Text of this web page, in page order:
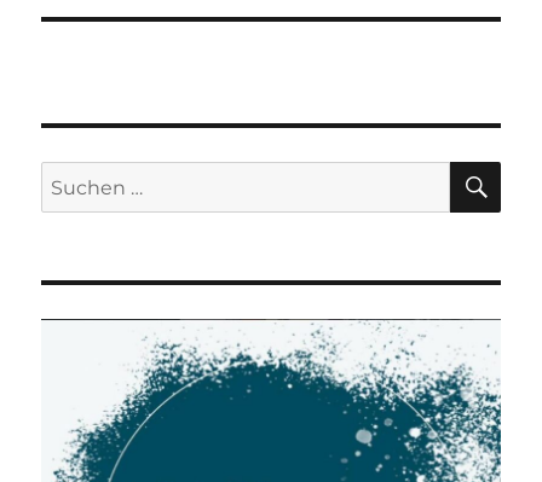
Suchen
nach: